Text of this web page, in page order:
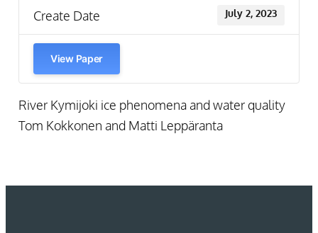
Create Date July 2, 2023
View Paper
River Kymijoki ice phenomena and water quality
Tom Kokkonen and Matti Leppäranta